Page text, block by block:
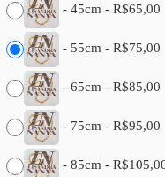
- 45cm - R$65,00
- 55cm - R$75,00
- 65cm - R$85,00
- 75cm - R$95,00
- 85cm - R$